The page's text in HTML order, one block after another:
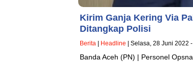
Kirim Ganja Kering Via
Ditangkap Polisi
Berita Headline | Selasa, 28 Juni 2022
Banda Aceh (PN) | Personel